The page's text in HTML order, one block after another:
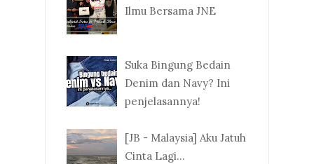
Ilmu Bersama JNE
Suka Bingung Bedain
Denim dan Navy? Ini
penjelasannya!
[JB - Malaysia] Aku Jatuh
Cinta Lagi...